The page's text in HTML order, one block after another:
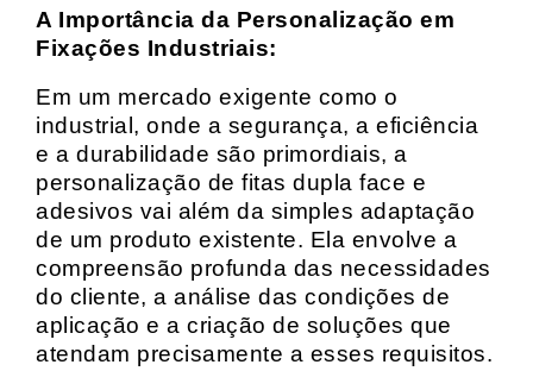
A Importância da Personalização em
Fixações Industriais:
Em um mercado exigente como o
industrial, onde a segurança, a eficiência
e a durabilidade são primordiais, a
personalização de fitas dupla face e
adesivos vai além da simples adaptação
de um produto existente. Ela envolve a
compreensão profunda das necessidades
do cliente, a análise das condições de
aplicação e a criação de soluções que
atendam precisamente a esses requisitos.